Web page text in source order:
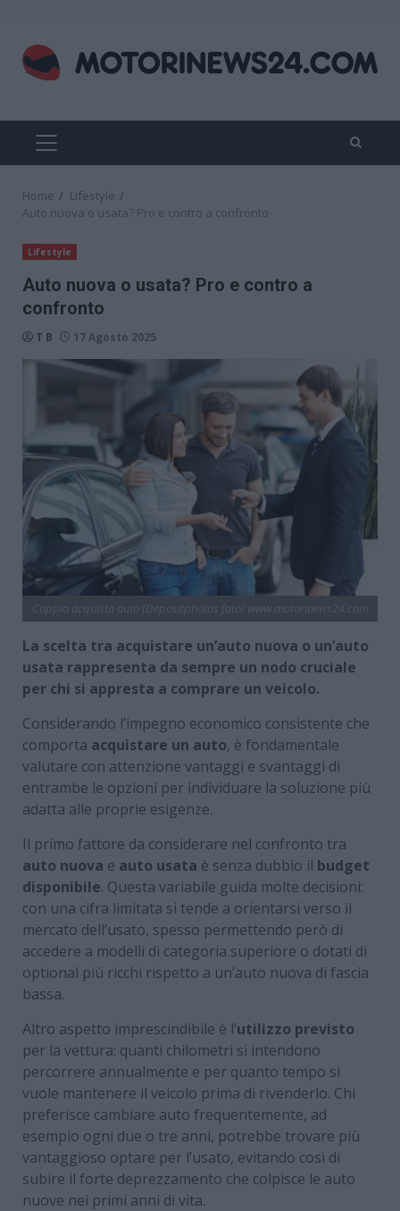
content
PRIMARY
MENU
Home
Lifestyle
Auto nuova o usata? Pro e contro a confronto
Lifestyle
Auto nuova o usata? Pro e contro a
confronto
T B 17 Agosto 2025
La scelta tra acquistare un’auto nuova o un’auto
usata rappresenta da sempre un nodo cruciale
per chi si appresta a comprare un veicolo.
Considerando l’impegno economico consistente che
comporta acquistare un auto, è fondamentale
valutare con attenzione vantaggi e svantaggi di
entrambe le opzioni per individuare la soluzione più
adatta alle proprie esigenze.
Il primo fattore da considerare nel confronto tra
auto nuova e auto usata è senza dubbio il budget
disponibile. Questa variabile guida molte decisioni:
con una cifra limitata si tende a orientarsi verso il
mercato dell’usato, spesso permettendo però di
accedere a modelli di categoria superiore o dotati di
optional più ricchi rispetto a un’auto nuova di fascia
bassa.
Altro aspetto imprescindibile è l’utilizzo previsto
per la vettura: quanti chilometri si intendono
percorrere annualmente e per quanto tempo si
vuole mantenere il veicolo prima di rivenderlo. Chi
preferisce cambiare auto frequentemente, ad
esempio ogni due o tre anni, potrebbe trovare più
vantaggioso optare per l’usato, evitando così di
subire il forte deprezzamento che colpisce le auto
nuove nei primi anni di vita.